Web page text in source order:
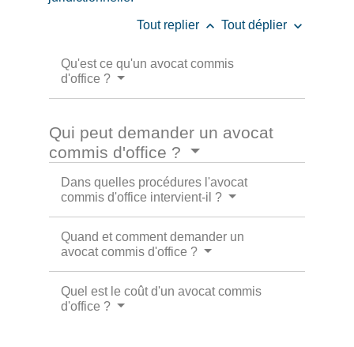
Tout replier keyboard_arrow_up Tout déplier keyboard_arrow_down
Qu'est ce qu'un avocat commis
d'office ?
Qui peut demander un avocat
commis d'office ?
Dans quelles procédures l'avocat
commis d'office intervient-il ?
Quand et comment demander un
avocat commis d'office ?
Quel est le coût d'un avocat commis
d'office ?